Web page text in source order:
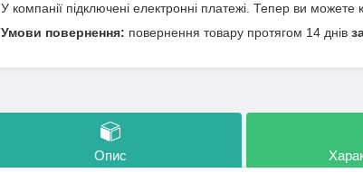
У компанії підключені електронні платежі. Тепер ви
повернення товару протягом 14 днів
Опис